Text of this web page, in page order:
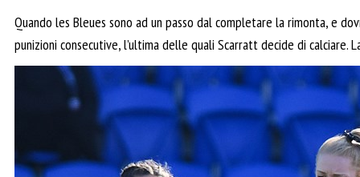
Quando les Bleues sono ad un passo dal completare la rimonta, e
punizioni consecutive, l’ultima delle quali Scarratt decide di calciare.